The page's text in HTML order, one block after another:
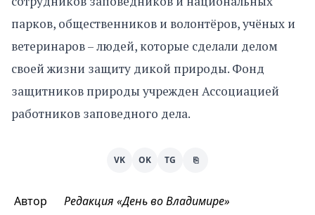
парков, общественников и волонтёров, учёных и
ветеринаров – людей, которые сделали делом
своей жизни защиту дикой природы. Фонд
защитников природы учрежден Ассоциацией
работников заповедного дела.
VK OK TG ⎘
Автор Редакция «День во Владимире»